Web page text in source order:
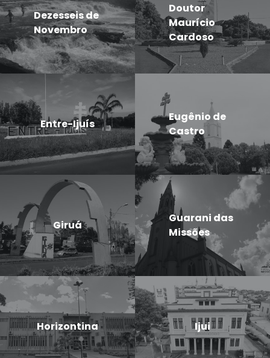
Dezesseis de
Novembro
Doutor
Maurício
Cardoso
Entre-Ijuís
Eugênio de
Castro
Giruá
Guarani das
Missões
Horizontina Ijui